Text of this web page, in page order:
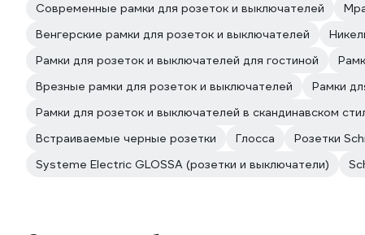
Современные рамки для розеток и выключателей
Венгерские рамки для розеток и выключателей
Рамки для розеток и выключателей для гостиной
Врезные рамки для розеток и выключателей
Рамки
Рамки для розеток и выключателей в скандинавском
Встраиваемые черные розетки
Глосса Розетки
Systeme Electric GLOSSA (розетки и выключатели)